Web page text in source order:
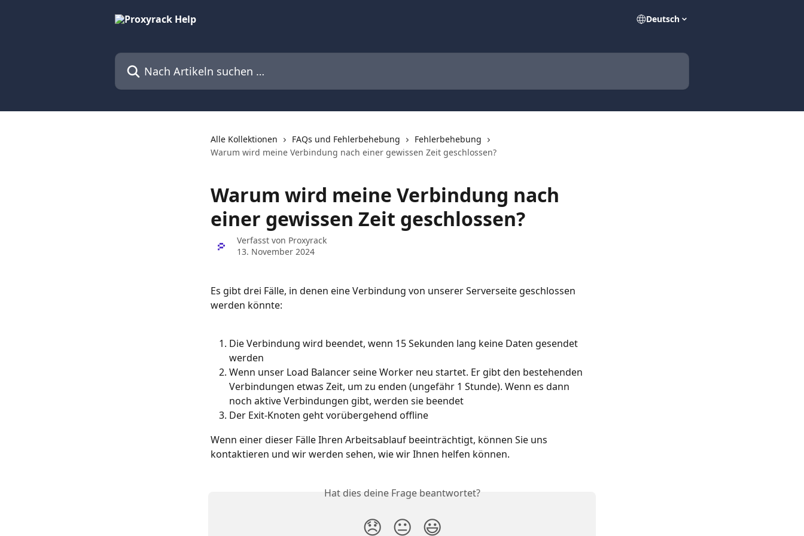
Deutsch
Nach Artikeln suchen …
Alle Kollektionen FAQs und Fehlerbehebung
Fehlerbehebung
Warum wird meine Verbindung nach einer gewissen Zeit geschlossen?
Warum wird meine Verbindung nach
einer gewissen Zeit geschlossen?
Verfasst von Proxyrack
13. November 2024
Es gibt drei Fälle, in denen eine Verbindung von unserer Serverseite geschlossen
werden könnte:
Die Verbindung wird beendet, wenn 15 Sekunden lang keine Daten gesendet
werden
Wenn unser Load Balancer seine Worker neu startet. Er gibt den bestehenden
Verbindungen etwas Zeit, um zu enden (ungefähr 1 Stunde). Wenn es dann
noch aktive Verbindungen gibt, werden sie beendet
Der Exit-Knoten geht vorübergehend offline
Wenn einer dieser Fälle Ihren Arbeitsablauf beeinträchtigt, können Sie uns
kontaktieren und wir werden sehen, wie wir Ihnen helfen können.
Hat dies deine Frage beantwortet?
😞 😐 😃